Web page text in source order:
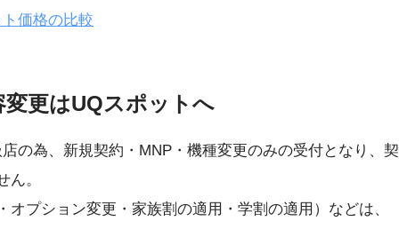
価格の比較
更はUQスポットへ
の為、新規契約・MNP・機種変更のみの受付となり、契
。
プション変更・家族割の適用・学割の適用）などは、